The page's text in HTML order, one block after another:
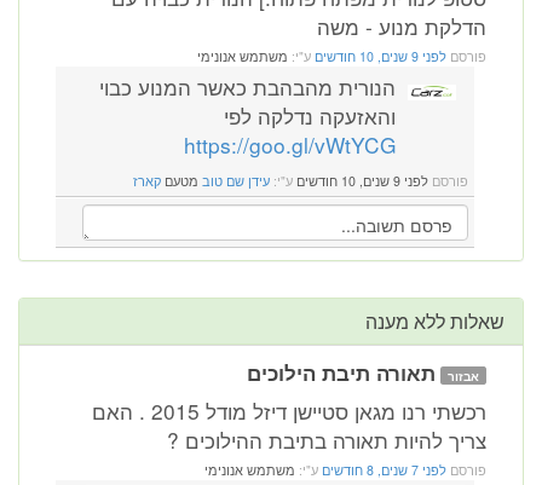
הדלקת מנוע - משה
פורסם לפני 9 שנים, 10 חודשים ע"י: משתמש אנונימי
הנורית מהבהבת כאשר המנוע כבוי
והאזעקה נדלקה לפי
https://goo.gl/vWtYCG
פורסם לפני 9 שנים, 10 חודשים ע"י: עידן שם טוב מטעם קארז
שאלות ללא מענה
אבזור תאורה תיבת הילוכים
רכשתי רנו מגאן סטיישן דיזל מודל 2015 . האם
צריך להיות תאורה בתיבת ההילוכים ?
פורסם לפני 7 שנים, 8 חודשים ע"י: משתמש אנונימי